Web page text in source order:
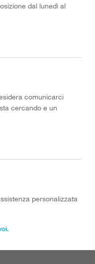
dal lunedì al
comunicarci
cercando e un
personalizzata